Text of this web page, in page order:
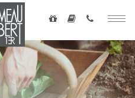
secondaire
-
top
droite